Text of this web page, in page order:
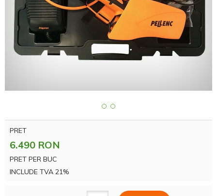
PRET
6.490 RON
PRET PER BUC
INCLUDE TVA 21%